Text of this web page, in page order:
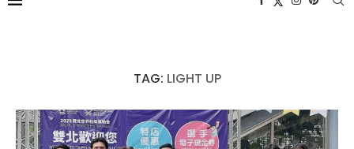
TAG: LIGHT UP